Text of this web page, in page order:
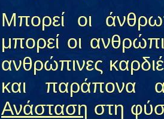
Μπορεί οι
μπορεί οι
ανθρώπινες
και παράπονα
Ανάσταση στη